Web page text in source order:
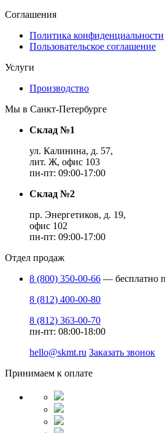
Соглашения
Политика конфиденциальности
Пользовательское соглашение
Услуги
Производство
Мы в Санкт-Петербурге
Склад №1
ул. Калинина, д. 57,
лит. Ж, офис 103
пн-пт: 09:00-17:00
Склад №2
пр. Энергетиков, д. 19,
офис 102
пн-пт: 09:00-17:00
Отдел продаж
8 (800) 350-00-66 — бесплатно
8 (812) 400-00-80
8 (812) 363-00-70
пн-пт: 08:00-18:00
hello@skmt.ru Заказать звонок
Принимаем к оплате